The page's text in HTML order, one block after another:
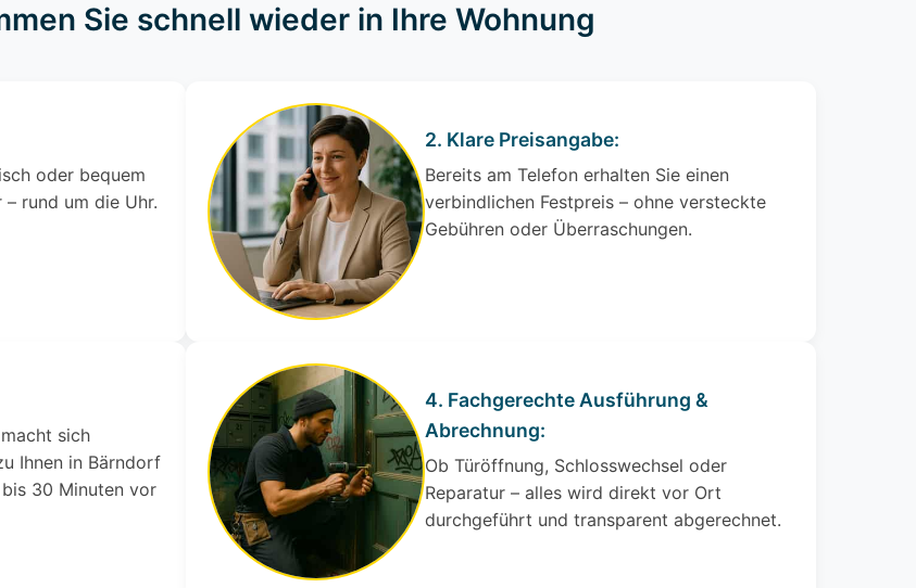
Sie schnell wieder in Ihre Wohnung
oder bequem
rund um die Uhr.
2. Klare Preisangabe:
Bereits am Telefon erhalten Sie einen
verbindlichen Festpreis – ohne versteckte
Gebühren oder Überraschungen.
sich
Ihnen in Bärndorf
30 Minuten vor
4. Fachgerechte Ausführung &
Abrechnung:
Ob Türöffnung, Schlosswechsel oder
Reparatur – alles wird direkt vor Ort
durchgeführt und transparent abgerechnet.